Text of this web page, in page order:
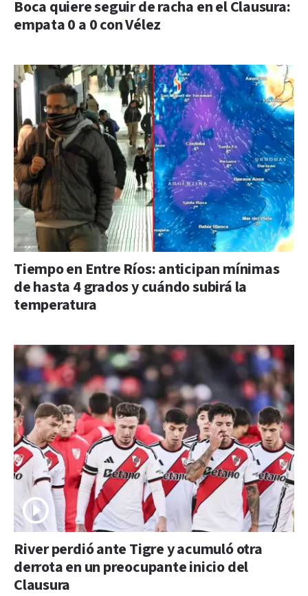
Boca quiere seguir de racha en el Clausura:
empata 0 a 0 con Vélez
Tiempo en Entre Ríos: anticipan mínimas
de hasta 4 grados y cuándo subirá la
temperatura
River perdió ante Tigre y acumuló otra
derrota en un preocupante inicio del
Clausura